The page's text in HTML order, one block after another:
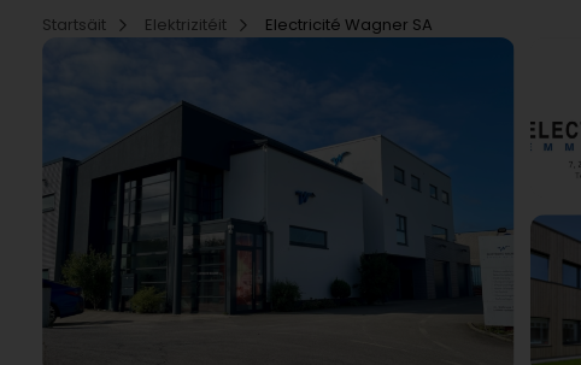
Startsäit Elektrizitéit Electricité Wagner SA